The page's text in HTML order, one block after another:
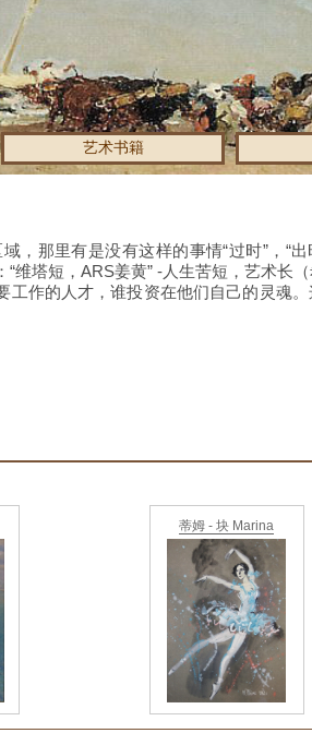
艺术书籍
，那里有是没有这样的事情“过时”，“
维塔短，ARS姜黄” -人生苦短，艺术长
工作的人才，谁投资在他们自己的灵魂。
蒂姆 - 块 Marina